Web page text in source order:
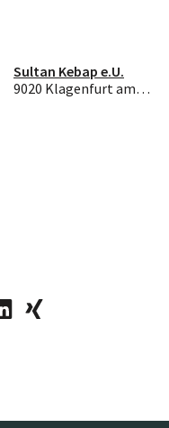
Sultan Kebap e.U.
9020 Klagenfurt am Wörthersee